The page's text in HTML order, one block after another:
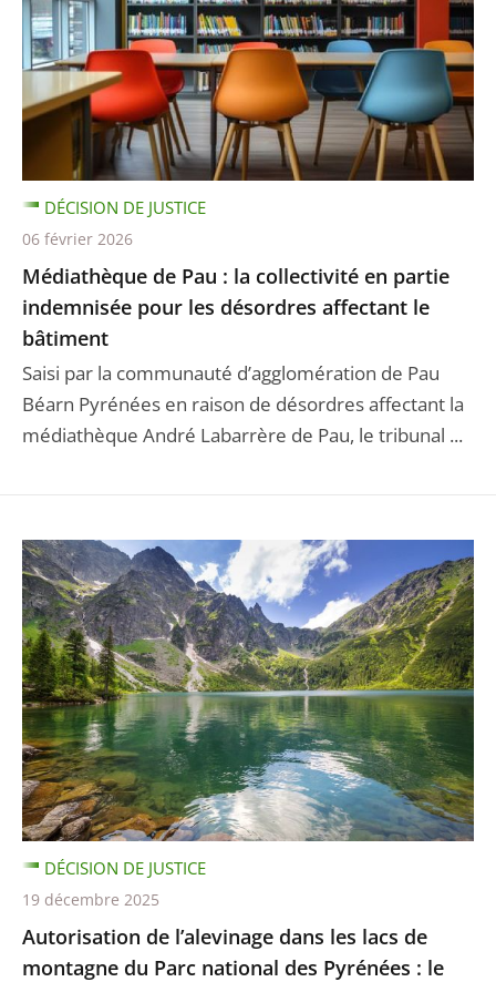
Médiathèque de Pau : la collectivité en partie
indemnisée pour les désordres affectant le
bâtiment
Saisi par la communauté d’agglomération de Pau
Béarn Pyrénées en raison de désordres affectant la
médiathèque André Labarrère de Pau, le tribunal ...
DÉCISION DE JUSTICE
06 février 2026
Autorisation de l’alevinage dans les lacs de
montagne du Parc national des Pyrénées : le
DÉCISION DE JUSTICE
19 décembre 2025